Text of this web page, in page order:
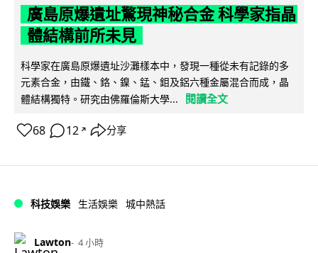
廣島原爆遺址驚現神秘合金 科學家指晶
體結構前所未見
科學家在廣島原爆遺址沙灘樣本中，發現一種從未有記錄的多
元素合金，由鐵、鉻、鎳、錳、鉬及鋁六種金屬混合而成，晶
體結構獨特。研究由佛羅倫斯大學...
閱讀全文
68 12 ↗ 分享
科技娛樂 生活娛樂 城中熱話
Lawton 4 小時